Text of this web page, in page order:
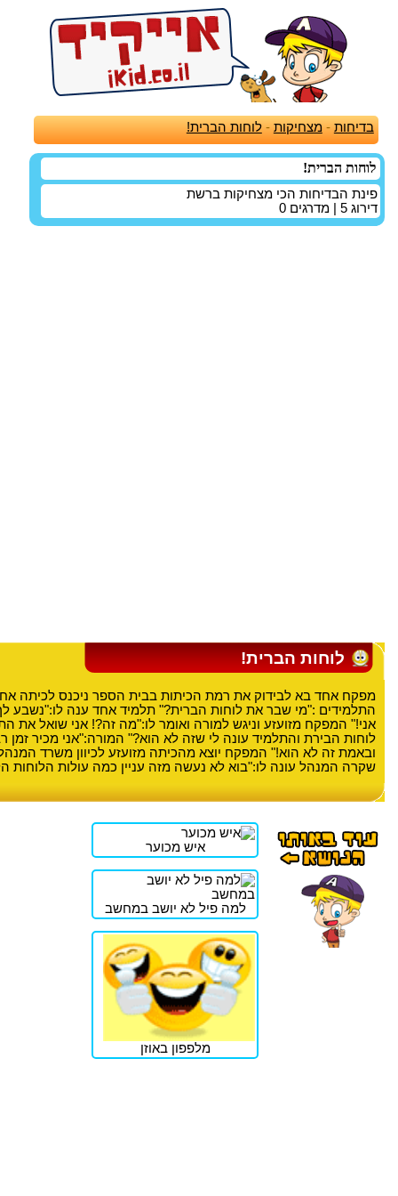
בדיחות -מצחיקות -לוחות הברית!
לוחות הברית!
פינת הבדיחות הכי מצחיקות ברשת
דירוג 5 | מדרגים 0
לוחות הברית!
מפקח אחד בא לבידוק את רמת הכיתות בבית הספר ניכנס לכיתה
התלמידים :"מי שבר את לוחות הברית?" תלמיד אחד ענה לו:"נשבע
אני!" המפקח מזועזע וניגש למורה ואומר לו:"מה זה?! אני שואל את
לוחות הבירת והתלמיד עונה לי שזה לא הוא?" המורה:"אני מכיר
ובאמת זה לא הוא!" המפקח יוצא מהכיתה מזועזע לכיוון משרד
שקרה המנהל עונה לו:"בוא לא נעשה מזה עניין כמה עולות הלוחות
איש מכוער
למה פיל לא יושב במחשב
מלפפון באוזן